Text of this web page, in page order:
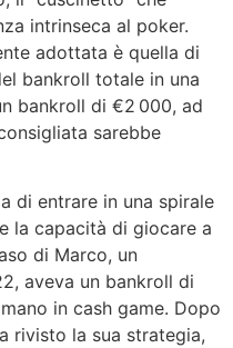
intrinseca al poker.
adottata è quella di
bankroll totale in una
bankroll di €2 000, ad
sarebbe
di entrare in una spirale
la capacità di giocare a
di Marco, un
aveva un bankroll di
in cash game. Dopo
rivisto la sua strategia,